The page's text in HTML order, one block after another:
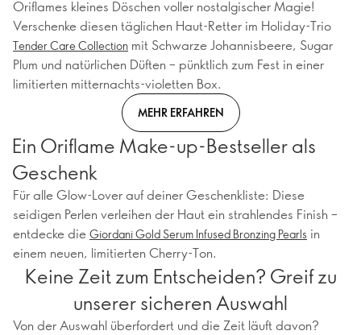
Oriflames kleines Döschen voller nostalgischer Magie!
Verschenke diesen täglichen Haut-Retter im Holiday-Trio
Tender Care Collection mit Schwarze Johannisbeere, Sugar
Plum und natürlichen Düften – pünktlich zum Fest in einer
limitierten mitternachts-violetten Box.
MEHR ERFAHREN
Ein Oriflame Make-up-Bestseller als
Geschenk
Für alle Glow-Lover auf deiner Geschenkliste: Diese
seidigen Perlen verleihen der Haut ein strahlendes Finish –
entdecke die Giordani Gold Serum Infused Bronzing Pearls in
einem neuen, limitierten Cherry-Ton.
Keine Zeit zum Entscheiden? Greif zu
unserer sicheren Auswahl
Von der Auswahl überfordert und die Zeit läuft davon?